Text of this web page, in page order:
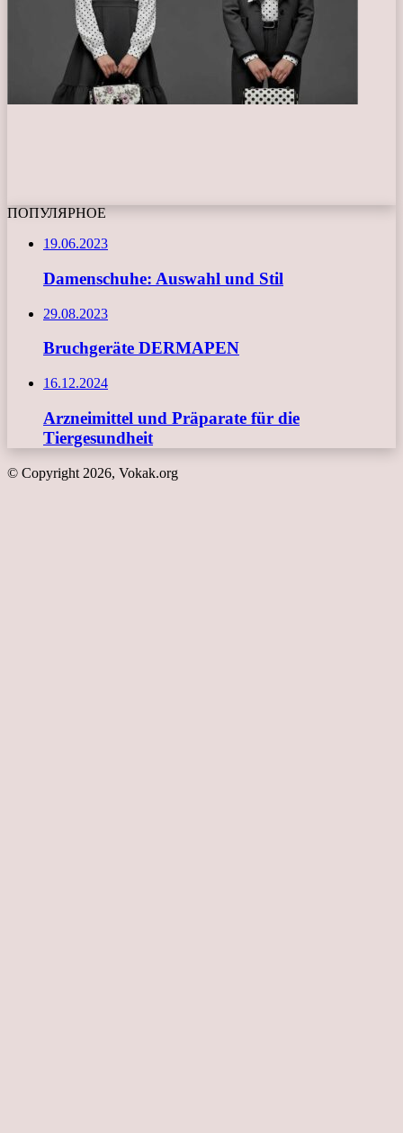
ПОПУЛЯРНОЕ
19.06.2023
Damenschuhe: Auswahl und Stil
29.08.2023
Bruchgeräte DERMAPEN
16.12.2024
Arzneimittel und Präparate für die
Tiergesundheit
© Copyright 2026, Vokak.org